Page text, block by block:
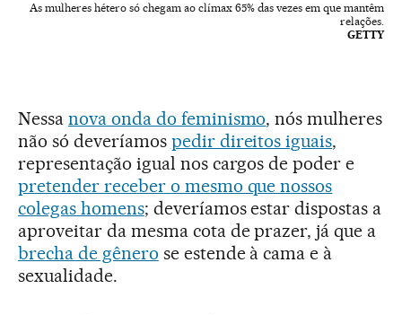
As mulheres hétero só chegam ao clímax 65% das vezes em que mantêm
relações.
GETTY
Nessa nova onda do feminismo, nós mulheres
não só deveríamos pedir direitos iguais,
representação igual nos cargos de poder e
pretender receber o mesmo que nossos
colegas homens; deveríamos estar dispostas a
aproveitar da mesma cota de prazer, já que a
brecha de gênero se estende à cama e à
sexualidade.